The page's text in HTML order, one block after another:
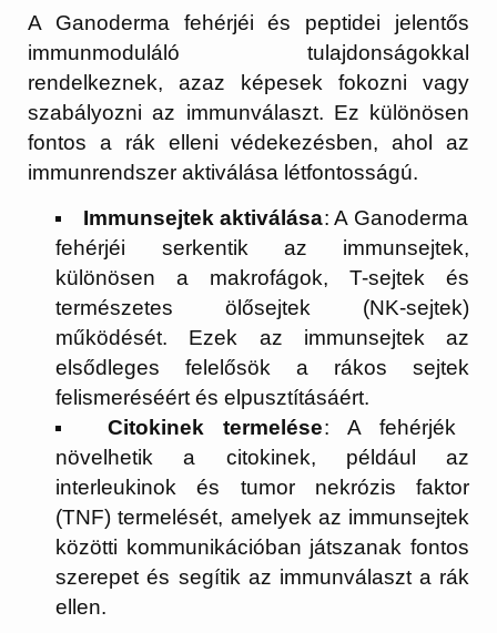
A Ganoderma fehérjéi és peptidei jelentős
immunmoduláló tulajdonságokkal
rendelkeznek, azaz képesek fokozni vagy
szabályozni az immunválaszt. Ez különösen
fontos a rák elleni védekezésben, ahol az
immunrendszer aktiválása létfontosságú.
Immunsejtek aktiválása: A Ganoderma
fehérjéi serkentik az immunsejtek,
különösen a makrofágok, T-sejtek és
természetes ölősejtek (NK-sejtek)
működését. Ezek az immunsejtek az
elsődleges felelősök a rákos sejtek
felismeréséért és elpusztításáért.
Citokinek termelése: A fehérjék
növelhetik a citokinek, például az
interleukinok és tumor nekrózis faktor
(TNF) termelését, amelyek az immunsejtek
közötti kommunikációban játszanak fontos
szerepet és segítik az immunválaszt a rák
ellen.